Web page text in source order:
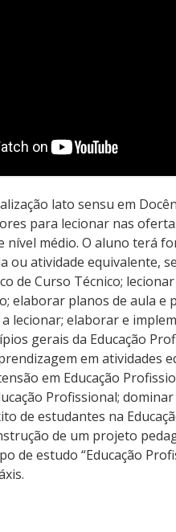
lato sensu em
para lecionar nas
nível médio. O aluno terá
ou atividade equivalente,
de Curso Técnico;
elaborar planos de aula e
lecionar; elaborar e
gerais da Educação
em atividades
em Educação
Profissional;
de estudantes na
de um projeto
de estudo “Educação